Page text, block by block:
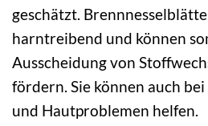
geschätzt.
harntreibend und können
Ausscheidung von
fördern. Sie können auch
und Hautproblemen helfen.